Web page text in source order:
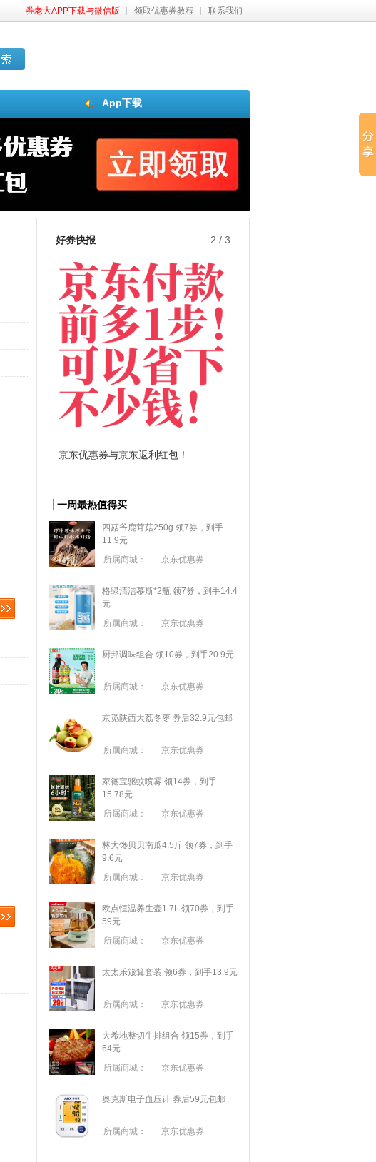
券老大APP下载与微信版 领取优惠券教程 联系我们
App下载
好券快报 3 / 3
拼多多优惠券+拼多多返利
一周最热值得买
四菇爷鹿茸菇250g 领7券，到手
11.9元
所属商城：
京东优惠券
格绿清洁慕斯*2瓶 领7券，到手14.4
元
所属商城：
京东优惠券
厨邦调味组合 领10券，到手20.9元
所属商城： 京东优惠券
京觅陕西大荔冬枣 券后32.9元包邮
所属商城： 京东优惠券
家德宝驱蚊喷雾 领14券，到手
15.78元
所属商城：
京东优惠券
林大馋贝贝南瓜4.5斤 领7券，到手
9.6元
所属商城：
京东优惠券
欧点恒温养生壶1.7L 领70券，到手
59元
所属商城：
京东优惠券
太太乐簸箕套装 领6券，到手13.9元
所属商城： 京东优惠券
大希地整切牛排组合 领15券，到手
64元
所属商城：
京东优惠券
奥克斯电子血压计 券后59元包邮
所属商城： 京东优惠券